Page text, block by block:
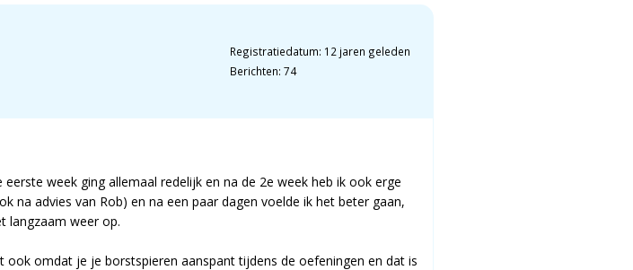
Registratiedatum: 12 jaren geleden
Berichten: 74
eerste week ging allemaal redelijk en na de 2e week heb ik ook erge
na advies van Rob) en na een paar dagen voelde ik het beter gaan,
langzaam weer op.
omdat je je borstspieren aanspant tijdens de oefeningen en dat is